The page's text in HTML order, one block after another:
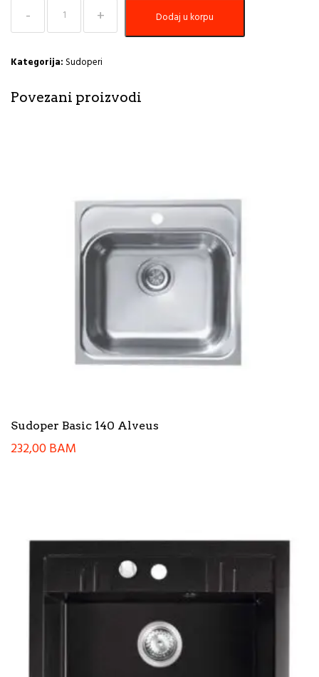
Sudoper
Granitni
MILO
56×51
Magnesia
za
Dodaj u korpu
Kategorija: Sudoperi
Povezani proizvodi
Sudoper Basic 140 Alveus
232,00BAM